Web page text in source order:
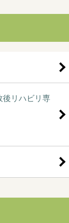
後リハビリ専